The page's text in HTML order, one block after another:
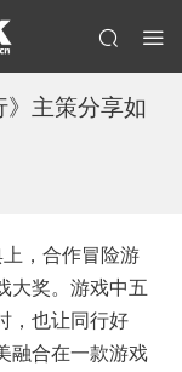
主策分享如
，合作冒险游
大奖。游戏中五
，也让同行好
融合在一款游戏